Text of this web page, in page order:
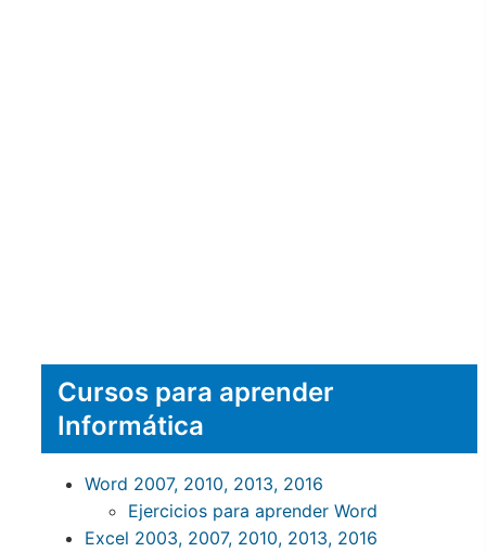
Cursos para aprender
Informática
Word 2007, 2010, 2013, 2016
Ejercicios para aprender Word
Excel 2003, 2007, 2010, 2013, 2016